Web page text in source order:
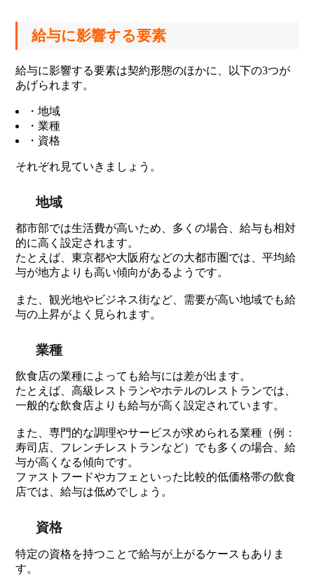
給与に影響する要素
給与に影響する要素は契約形態のほかに、以下の3つが
あげられます。
・地域
・業種
・資格
それぞれ見ていきましょう。
地域
都市部では生活費が高いため、多くの場合、給与も相対
的に高く設定されます。
たとえば、東京都や大阪府などの大都市圏では、平均給
与が地方よりも高い傾向があるようです。
また、観光地やビジネス街など、需要が高い地域でも給
与の上昇がよく見られます。
業種
飲食店の業種によっても給与には差が出ます。
たとえば、高級レストランやホテルのレストランでは、
一般的な飲食店よりも給与が高く設定されています。
また、専門的な調理やサービスが求められる業種（例：
寿司店、フレンチレストランなど）でも多くの場合、給
与が高くなる傾向です。
ファストフードやカフェといった比較的低価格帯の飲食
店では、給与は低めでしょう。
資格
特定の資格を持つことで給与が上がるケースもありま
す。